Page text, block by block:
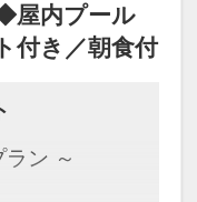
で人気の
スルームか
が天蓋付き
屋内プール
付き／朝食付
ン ～